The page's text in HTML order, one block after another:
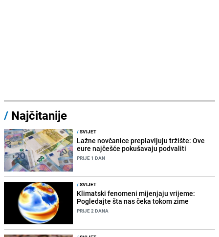
/ Najčitanije
/SVIJET
Lažne novčanice preplavljuju tržište: Ove
eure najčešće pokušavaju podvaliti
PRIJE 1 DAN
/SVIJET
Klimatski fenomeni mijenjaju vrijeme:
Pogledajte šta nas čeka tokom zime
PRIJE 2 DANA